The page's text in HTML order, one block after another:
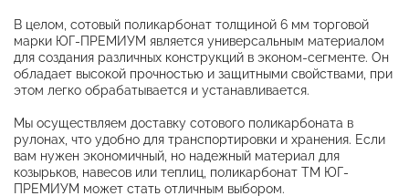
В целом, сотовый поликарбонат толщиной 6 мм торговой
марки ЮГ-ПРЕМИУМ является универсальным материалом
для создания различных конструкций в эконом-сегменте. Он
обладает высокой прочностью и защитными свойствами, при
этом легко обрабатывается и устанавливается.
Мы осуществляем доставку сотового поликарбоната в
рулонах, что удобно для транспортировки и хранения. Если
вам нужен экономичный, но надежный материал для
козырьков, навесов или теплиц, поликарбонат ТМ ЮГ-
ПРЕМИУМ может стать отличным выбором.